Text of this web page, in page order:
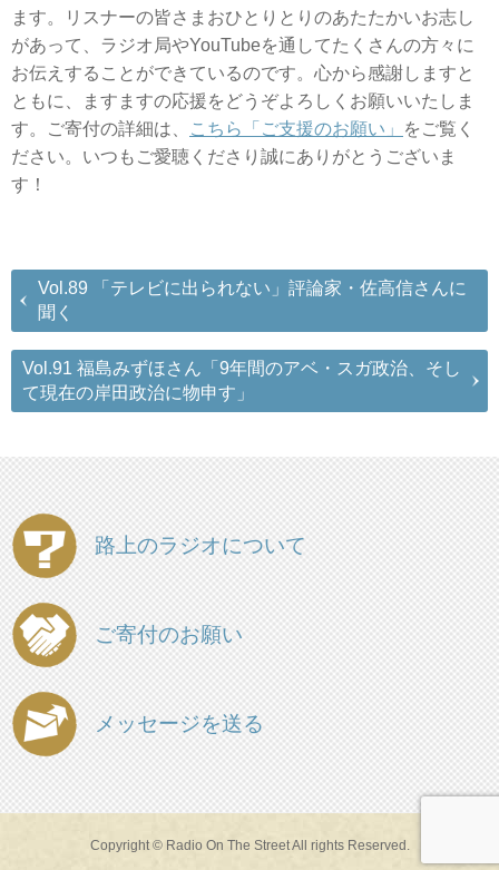
ます。リスナーの皆さまおひとりとりのあたたかいお志し
があって、ラジオ局やYouTubeを通してたくさんの方々に
お伝えすることができているのです。心から感謝しますと
ともに、ますますの応援をどうぞよろしくお願いいたしま
す。ご寄付の詳細は、
こちら「ご支援のお願い」
をご覧く
ださい。いつもご愛聴くださり誠にありがとうございま
す！
Vol.89 「テレビに出られない」評論家・佐高信さんに
聞く
Vol.91 福島みずほさん「9年間のアベ・スガ政治、そし
て現在の岸田政治に物申す」
路上のラジオについて
ご寄付のお願い
メッセージを送る
Copyright © Radio On The Street All rights Reserved.